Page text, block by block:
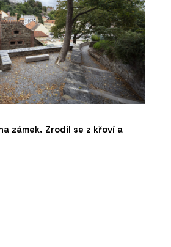
zámek. Zrodil se z křoví a